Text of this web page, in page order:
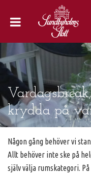
krydda på
Någon gång behöver vi
Allt behöver inte ske på
själv välja rumskategori.